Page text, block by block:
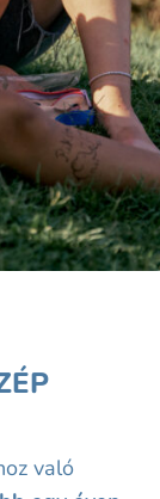
való